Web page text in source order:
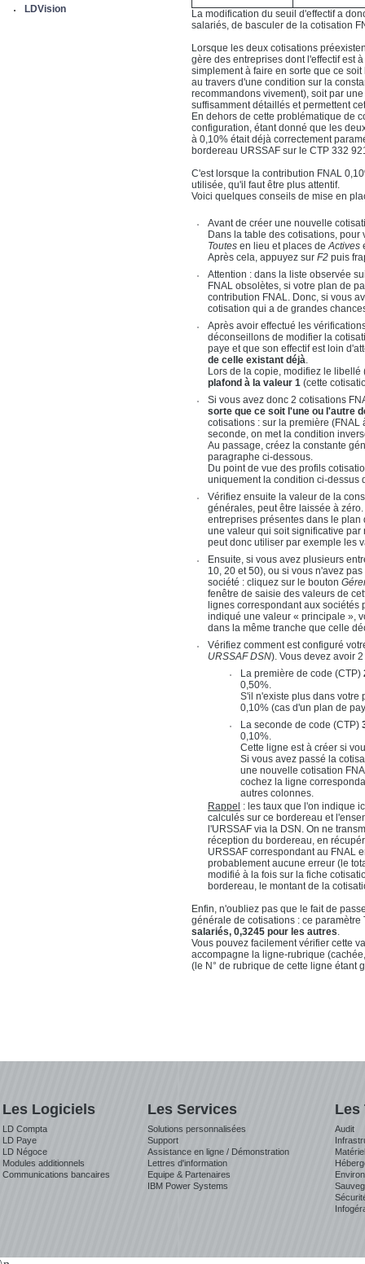
LDVision
La modification du seuil d'effectif a
salariés, de basculer de la cotisation
Lorsque les deux cotisations
gère des entreprises dont l'effectif est
simplement à faire en sorte que ce
au travers d'une condition sur la
recommandons vivement), soit par
suffisamment détaillés et permettent
En dehors de cette problématique de
configuration, étant donné que les
à 0,10% était déjà correctement
bordereau URSSAF sur le CTP 332
C'est lorsque la contribution FNAL
utilisée, qu'il faut être plus attentif.
Voici quelques conseils de mise en
Avant de créer une nouvelle
Dans la table des cotisations,
Toutes en lieu et places deActives
Après cela, appuyez sur F2 puis
Attention : dans la liste observée
FNAL obsolètes, si votre plan de
contribution FNAL. Donc, si vous
cotisation qui a de grandes
Après avoir effectué les
déconseillons de modifier la
paye et que son effectif est loin
de celle existant déjà.
Lors de la copie, modifiez le
plafond à la valeur 1 (cette
Si vous avez donc 2 cotisations
sorte que ce soit l'une ou l'autre
cotisations : sur la première
seconde, on met la condition
Au passage, créez la constante
paragraphe ci-dessous.
Du point de vue des profils
uniquement la condition ci-dessus
Vérifiez ensuite la valeur de la
générales, peut être laissée à
entreprises présentes dans le plan
une valeur qui soit significative
peut donc utiliser par exemple les
Ensuite, si vous avez plusieurs
10, 20 et 50), ou si vous n'avez
société : cliquez sur le bouton
fenêtre de saisie des valeurs de
lignes correspondant aux
indiqué une valeur « principale »,
dans la même tranche que celle
Vérifiez comment est configuré
URSSAF DSN). Vous devez avoir
La première de code (CTP)
0,50%.
S'il n'existe plus dans votre
0,10% (cas d'un plan de
La seconde de code (CTP)
0,10%.
Cette ligne est à créer si
Si vous avez passé la
une nouvelle cotisation
cochez la ligne
autres colonnes.
Rappel : les taux que l'on indique
calculés sur ce bordereau et
l'URSSAF via la DSN. On ne
réception du bordereau, en
URSSAF correspondant au FNAL
probablement aucune erreur (le
modifié à la fois sur la fiche
bordereau, le montant de la
Enfin, n'oubliez pas que le fait de
générale de cotisations : ce
salariés, 0,3245 pour les autres.
Vous pouvez facilement vérifier cette
accompagne la ligne-rubrique
(le N° de rubrique de cette ligne étant
Les Logiciels
LD Compta
LD Paye
LD Négoce
Modules additionnels
Communications bancaires
Les Services
Solutions personnalisées
Support
Assistance en ligne / Démonstration
Lettres d'information
Equipe & Partenaires
IBM Power Systems
Les
Audit